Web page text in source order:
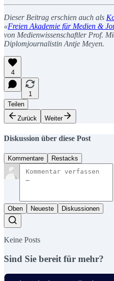
Dieser Beitrag erschien auch als
«Freien Akademie für Medien &
von Medienwissenschaftler Prof.
Diplomjournalistin Antje Meyen.
4
1
Teilen
Zurück
Weiter
Diskussion über diese Post
Kommentare Restacks
Oben Neueste Diskussionen
Keine Posts
Sind Sie bereit für mehr?